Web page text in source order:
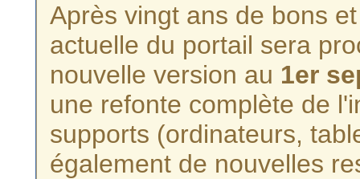
Après vingt ans de bons
actuelle du portail sera
nouvelle version au 1er
une refonte complète de
supports (ordinateurs,
également de nouvelles